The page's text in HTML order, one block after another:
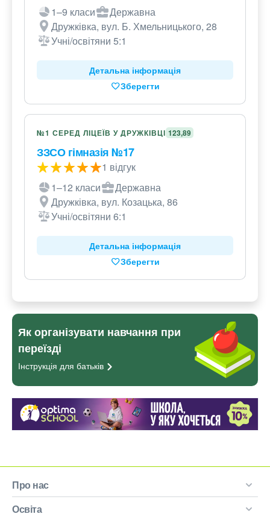
1–9 класи
Державна
Дружківка, вул. Б. Хмельницького, 28
Учні/освітяни 5:1
Детальна інформація
Зберегти
№1 СЕРЕД ЛІЦЕЇВ У ДРУЖКІВЦІ 123,89
ЗЗСО гімназія №17
1 відгук
1–12 класи
Державна
Дружківка, вул. Козацька, 86
Учні/освітяни 6:1
Детальна інформація
Зберегти
Як організувати навчання при
переїзді
Інструкція для батьків
Про нас
Освіта